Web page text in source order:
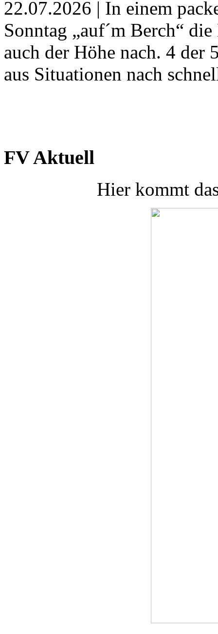
22.07.2026 | In einem
Sonntag „auf´m Berch“
auch der Höhe nach. 4 der
aus Situationen nach
FV Aktuell
Hier kommt